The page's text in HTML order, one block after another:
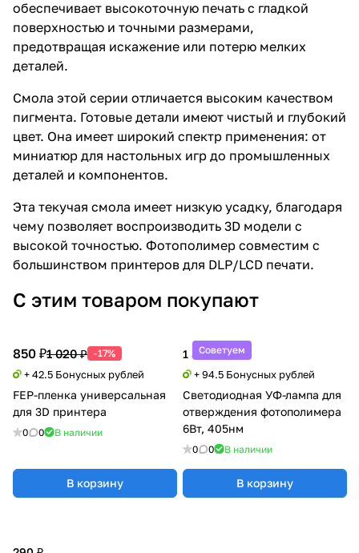
обеспечивает высокоточную печать с гладкой
поверхностью и точными размерами,
предотвращая искажение или потерю мелких
деталей.
Смола этой серии отличается высоким качеством
пигмента. Готовые детали имеют чистый и глубокий
цвет. Она имеет широкий спектр применения: от
миниатюр для настольных игр до промышленных
деталей и компонентов.
Эта текучая смола имеет низкую усадку, благодаря
чему позволяет воспроизводить 3D модели с
высокой точностью. Фотополимер совместим с
большинством принтеров для DLP/LCD печати.
С этим товаром покупают
850 ₽1 020 ₽ -17%
+ 42.5 Бонусных рублей
FEP-пленка универсальная
для 3D принтера
0 0 В наличии
В корзину
Советуем
1 890 ₽
+ 94.5 Бонусных рублей
Светодиодная УФ-лампа для
отверждения фотополимера
6Вт, 405нм
0 0 В наличии
В корзину